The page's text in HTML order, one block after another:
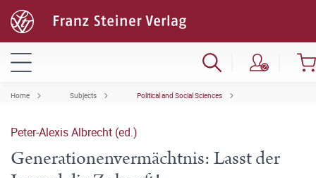
Home Subjects Political and Social Sciences
Peter-Alexis Albrecht (ed.)
Generationenvermächtnis: Lasst der